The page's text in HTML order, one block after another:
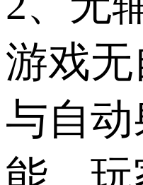
游戏
与自